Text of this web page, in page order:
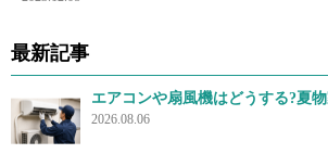
最新記事
エアコンや扇風機はどうする?夏
2026.08.06